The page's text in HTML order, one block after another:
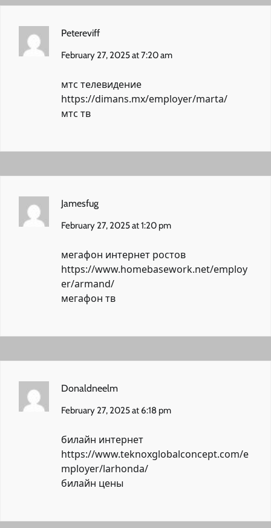
Petereviff
February 27, 2025 at 7:20 am
мтс телевидение
https://dimans.mx/employer/marta/
мтс тв
Jamesfug
February 27, 2025 at 1:20 pm
мегафон интернет ростов
https://www.homebasework.net/employ
er/armand/
мегафон тв
Donaldneelm
February 27, 2025 at 6:18 pm
билайн интернет
https://www.teknoxglobalconcept.com/e
mployer/larhonda/
билайн цены